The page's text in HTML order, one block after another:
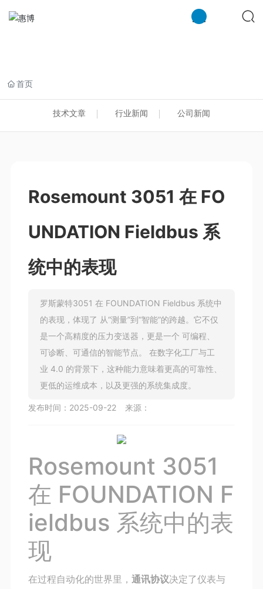
米兰注册
首页
技术文章 行业新闻 公司新闻
Rosemount 3051 在 FO
UNDATION Fieldbus 系
统中的表现
罗斯蒙特3051 在 FOUNDATION Fieldbus 系统中
的表现，体现了 从“测量”到“智能”的跨越。它不仅
是一个高精度的压力变送器，更是一个 可编程、
可诊断、可通信的智能节点。 在数字化工厂与工
业 4.0 的背景下，这种能力意味着更高的可靠性、
更低的运维成本，以及更强的系统集成度。
发布时间： 2025-09-22 来源：
Rosemount 3051
在 FOUNDATION F
ieldbus 系统中的表
现
在过程自动化的世界里，通讯协议决定了仪表与